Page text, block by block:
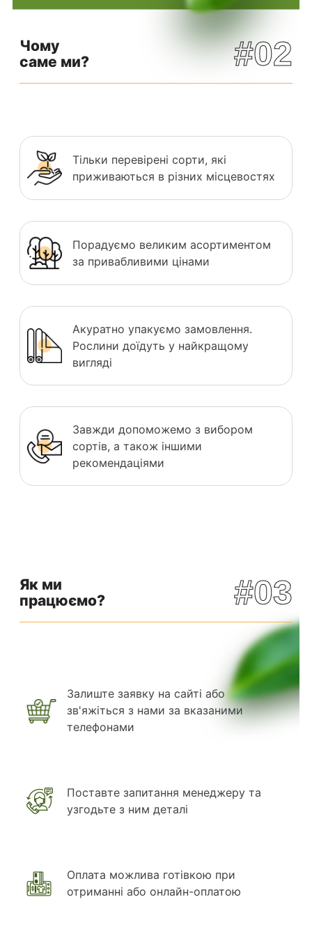
Чому
саме ми?
#02
Тільки перевірені сорти, які
приживаються в різних місцевостях
Порадуємо великим асортиментом
за привабливими цінами
Акуратно упакуємо замовлення.
Рослини доїдуть у найкращому
вигляді
Завжди допоможемо з вибором
сортів, а також іншими
рекомендаціями
Як ми
працюємо?
#03
Залиште заявку на сайті або
зв'яжіться з нами за вказаними
телефонами
Поставте запитання менеджеру та
узгодьте з ним деталі
Оплата можлива готівкою при
отриманні або онлайн-оплатою